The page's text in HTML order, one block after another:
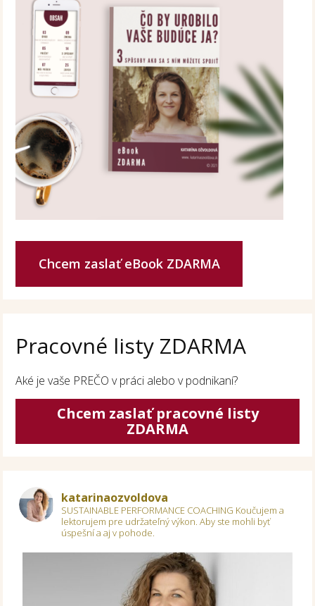
Chcem zaslať eBook ZDARMA
Pracovné listy ZDARMA
Aké je vaše PREČO v práci alebo v podnikaní?
Chcem zaslať pracovné listy
ZDARMA
katarinaozvoldova
SUSTAINABLE PERFORMANCE COACHING Koučujem a
lektorujem pre udržateľný výkon.Aby ste mohli byť
úspešní a aj v pohode.